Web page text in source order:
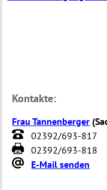
Kontakte:
Frau Tannenberger (
02392/693-817
02392/693-818
E-Mail senden